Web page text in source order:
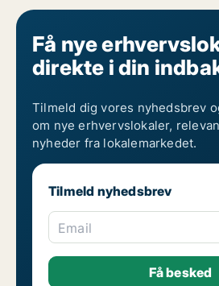
Få nye
direkte i din
Tilmeld dig vores nyhedsbrev
om nye erhvervslokaler,
nyheder fra lokalemarkedet.
Tilmeld nyhedsbrev
Email